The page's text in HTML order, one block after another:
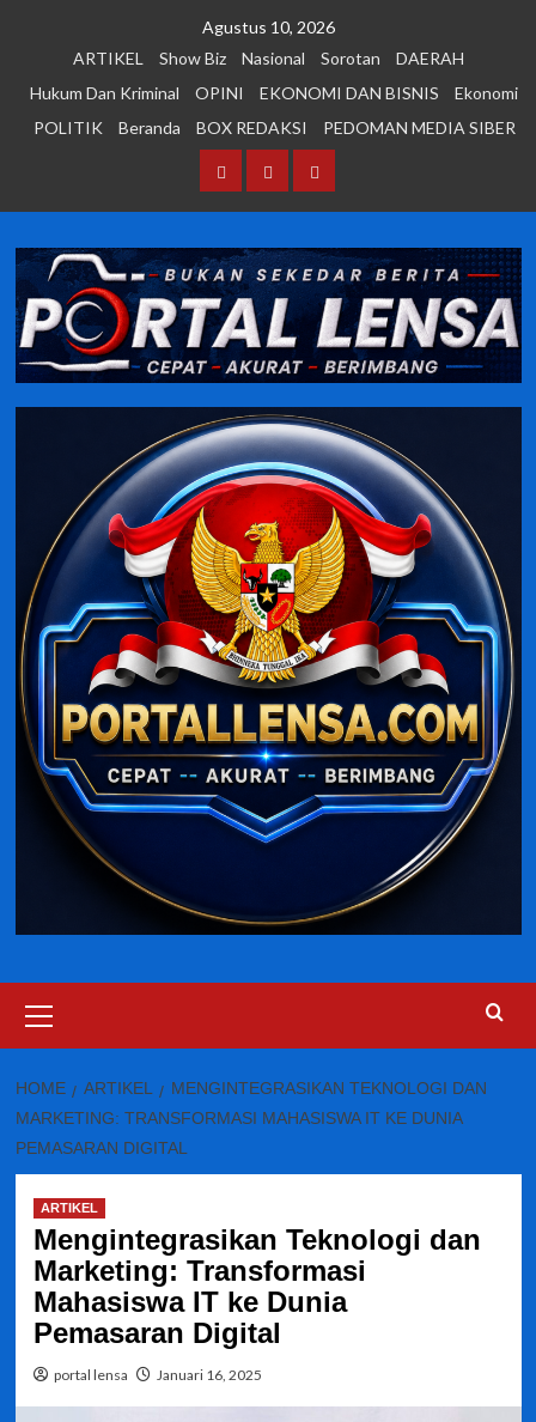
Agustus 10, 2026
ARTIKEL
Show Biz Nasional Sorotan
DAERAH
Hukum Dan Kriminal
OPINI EKONOMI DAN BISNIS
Ekonomi
POLITIK
Beranda BOX REDAKSI PEDOMAN MEDIA SIBER
BerandaBOX PEDOMAN
SIBER
Menu
HOME ARTIKEL
MENGINTEGRASIKAN TEKNOLOGI DAN
MARKETING: TRANSFORMASI MAHASISWA IT KE DUNIA
PEMASARAN DIGITAL
ARTIKEL
Mengintegrasikan Teknologi dan
Marketing: Transformasi
Mahasiswa IT ke Dunia
Pemasaran Digital
portal lensa Januari 16, 2025